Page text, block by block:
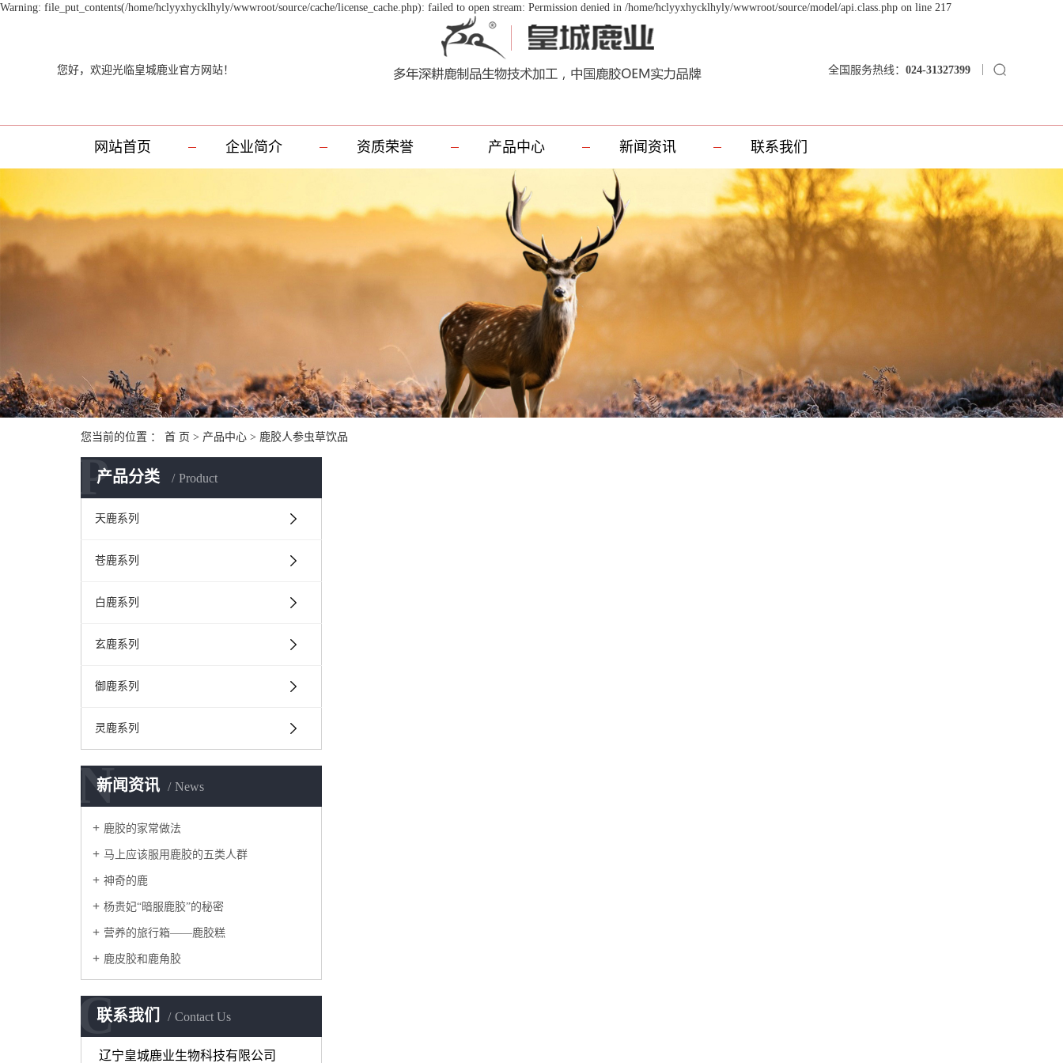
Warning: file_put_contents(/home/hclyyxhycklhyly/wwwroot/source/cache/license_cache.php): failed to open stream: Permission denied in /home/hclyyxhycklhyly/wwwroot/source/model/api.class.php on line 217
您好，欢迎光临皇城鹿业官方网站！ 全国服务热线： 024-31327399
网站首页 企业简介 资质荣誉 产品中心 新闻资讯 联系我们
您当前的位置 ： 首 页 > 产品中心 > 鹿胶人参虫草饮品
产品分类 Product
P
天鹿系列
苍鹿系列
白鹿系列
玄鹿系列
御鹿系列
灵鹿系列
新闻资讯 News
N
鹿胶的家常做法
马上应该服用鹿胶的五类人群
神奇的鹿
杨贵妃“暗服鹿胶”的秘密
营养的旅行箱——鹿胶糕
鹿皮胶和鹿角胶
联系我们 Contact Us
C
辽宁皇城鹿业生物科技有限公司